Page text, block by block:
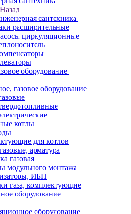
Назад
сантехника
расширительные
циркуляционные
оборудование
газовое оборудование
котлы
для котлов
арматура
газовая
модульного монтажа
ИБП
газа, комплектующие
оборудование
оборудование